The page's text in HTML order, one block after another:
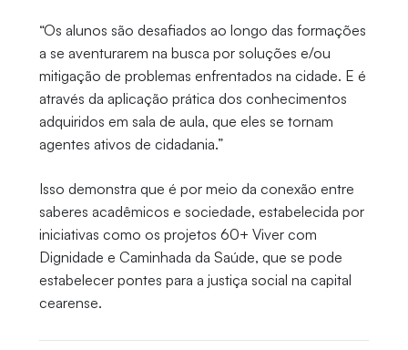
“Os alunos são desafiados ao longo das formações
a se aventurarem na busca por soluções e/ou
mitigação de problemas enfrentados na cidade. E é
através da aplicação prática dos conhecimentos
adquiridos em sala de aula, que eles se tornam
agentes ativos de cidadania.”
Isso demonstra que é por meio da conexão entre
saberes acadêmicos e sociedade, estabelecida por
iniciativas como os projetos 60+ Viver com
Dignidade e Caminhada da Saúde, que se pode
estabelecer pontes para a justiça social na capital
cearense.